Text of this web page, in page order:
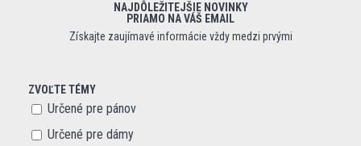
NAJDÔLEŽITEJŠIE NOVINKY
PRIAMO NA VÁŠ EMAIL
Získajte zaujímavé informácie vždy medzi prvými
ZVOĽTE TÉMY
Určené pre pánov
Určené pre dámy